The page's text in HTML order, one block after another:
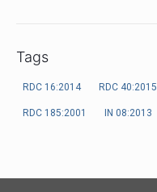
Tags
RDC 16:2014 RDC 40:2015
RDC 185:2001 IN 08:2013